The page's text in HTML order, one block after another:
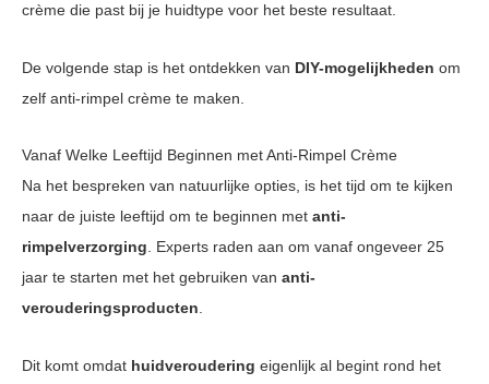
crème die past bij je huidtype voor het beste resultaat.
De volgende stap is het ontdekken van DIY-mogelijkheden om
zelf anti-rimpel crème te maken.
Vanaf Welke Leeftijd Beginnen met Anti-Rimpel Crème
Na het bespreken van natuurlijke opties, is het tijd om te kijken
naar de juiste leeftijd om te beginnen met anti-
rimpelverzorging . Experts raden aan om vanaf ongeveer 25
jaar te starten met het gebruiken van anti-
verouderingsproducten
Dit komt omdat huidveroudering eigenlijk al begint rond het